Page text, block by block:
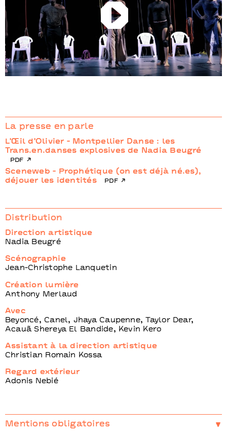
Play
La presse en parle
L'Œil d'Olivier - Montpellier Danse : les
Trans.en.danses explosives de Nadia Beugré
pdf
Sceneweb - Prophétique (on est déjà né.es),
déjouer les identités
pdf
Distribution
Direction artistique
Nadia Beugré
Scénographie
Jean-Christophe Lanquetin
Création lumière
Anthony Merlaud
Avec
Beyoncé, Canel, Jhaya Caupenne, Taylor Dear,
Acauã Shereya El Bandide, Kevin Kero
Assistant à la direction artistique
Christian Romain Kossa
Regard extérieur
Adonis Nebié
Mentions obligatoires